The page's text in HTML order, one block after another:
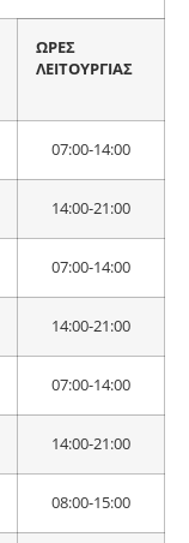
ΩΡΕΣ
ΛΕΙΤΟΥΡΓΙΑΣ
07:00-14:00
14:00-21:00
07:00-14:00
14:00-21:00
07:00-14:00
14:00-21:00
08:00-15:00